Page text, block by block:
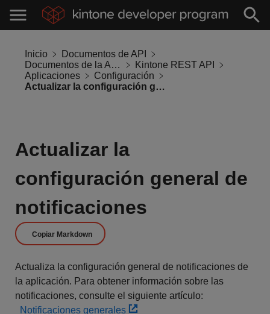
Inicio
Documentos de API
Documentos de la API de Kintone
Kintone REST API
Aplicaciones
Configuración
Actualizar la configuración general de notificaciones
Actualizar la
configuración general de
notificaciones
Copiar Markdown
Actualiza la configuración general de notificaciones de
la aplicación. Para obtener información sobre las
notificaciones, consulte el siguiente artículo:
Notificaciones generales